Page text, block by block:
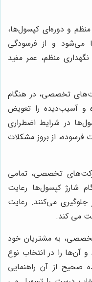
منظم و دوره‌ای کپسول‌ها،
می‌شود و از فرسودگی
منظم، عمر مفید
تخصصی، در هنگام
و آسیب‌دیده را تعویض
در شرایط اضطراری
از بروز مشکلات
تخصصی، تمامی
شارژ کپسول‌ها رعایت
جلوگیری می‌کنند. رعایت
می کند.
به مشتریان خود
آن‌ها را در انتخاب نوع
صحیح از آن راهنمایی